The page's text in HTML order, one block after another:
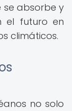
se absorbe y
el futuro en
climáticos.
no solo